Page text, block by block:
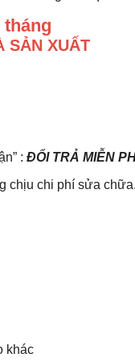
tháng
SẢN XUẤT
: ĐỔI TRẢ MIỄN
chịu chi phí sửa
khác